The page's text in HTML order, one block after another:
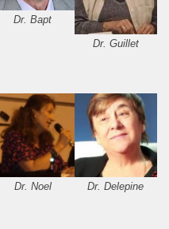
Dr. Bapt
Dr. Guillet
Dr. Noel Dr. Delepine